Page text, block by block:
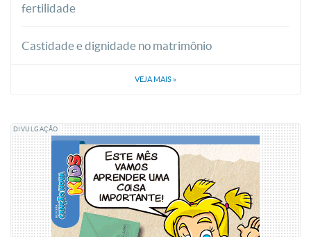
fertilidade
Castidade e dignidade no matrimônio
VEJA MAIS »
DIVULGAÇÃO